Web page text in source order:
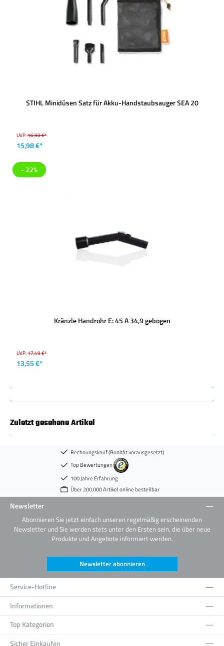
STIHL Minidüsen Satz für Akku-Handstaubsauger SEA 20
UVP:16,90 €*
15,98 €*
- 22%
Kränzle Handrohr E: 45 A 34,9 gebogen
UVP:17,49 €*
13,55 €*
Zuletzt gesehene Artikel
Rechnungskauf (Bonität vorausgesetzt)
Top Bewertungen
100 Jahre Erfahrung
Über 200.000 Artikel online bestellbar
Newsletter
Abonnieren Sie jetzt einfach unseren regelmäßig erscheinenden
Newsletter und Sie werden stets unter den Ersten sein, die über neue
Produkte und Angebote informiert werden.
Newsletter abonnieren
Service-Hotline
Informationen
Top Kategorien
Sicher Einkaufen